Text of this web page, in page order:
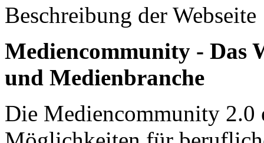
Beschreibung der Webseite
Mediencommunity - Das
und Medienbranche
Die Mediencommunity